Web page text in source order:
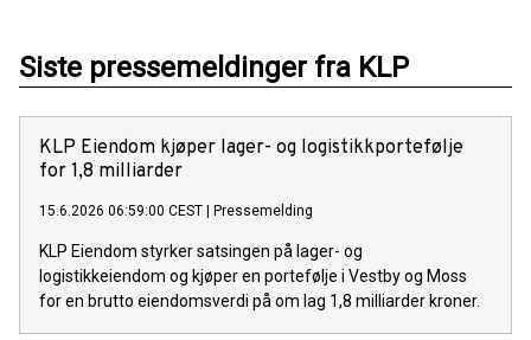
Siste pressemeldinger fra KLP
KLP Eiendom kjøper lager- og logistikkportefølje
for 1,8 milliarder
15.6.2026 06:59:00 CEST Pressemelding
KLP Eiendom styrker satsingen på lager- og
logistikkeiendom og kjøper en portefølje i Vestby og Moss
for en brutto eiendomsverdi på om lag 1,8 milliarder kroner.